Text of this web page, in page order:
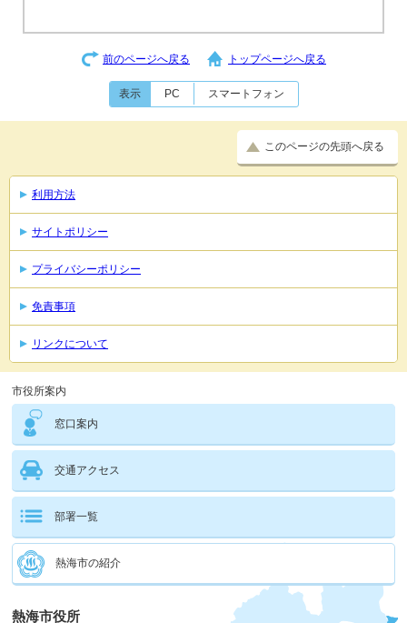
前のページへ戻る トップページへ戻る
表示 PC スマートフォン
このページの先頭へ戻る
利用方法
サイトポリシー
プライバシーポリシー
免責事項
リンクについて
市役所案内
窓口案内
交通アクセス
部署一覧
熱海市の紹介
熱海市役所